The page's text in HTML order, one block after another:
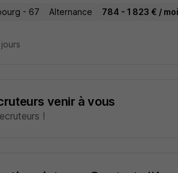
- 67 Alternance 784 - 1 823 € /
venir à vous
!